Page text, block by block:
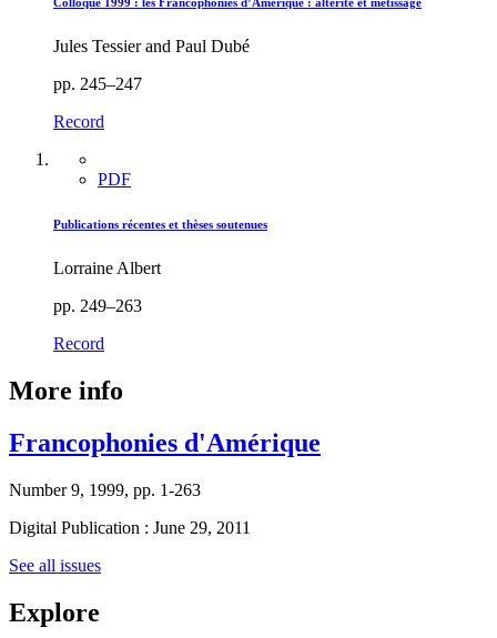
Jules Tessier and Paul Dubé
pp. 245–247
Record
PDF
Publications récentes et thèses soutenues
Lorraine Albert
pp. 249–263
Record
More info
Francophonies d'Amérique
Number 9, 1999, pp. 1-263
Digital Publication : June 29, 2011
See all issues
Explore